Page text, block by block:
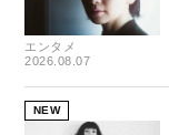
エンタメ
2026.08.07
NEW